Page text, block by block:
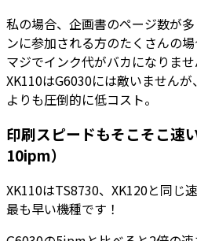
私の場合、企画書のページ数が
ンに参加される方のたくさんの
マジでインク代がバカになりませ
XK110はG6030には敵いません
よりも圧倒的に低コスト。
印刷スピードもそこそこ速
10ipm）
XK110はTS8730、XK120と同じ
最も早い機種です！